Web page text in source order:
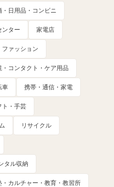
日用品・コンビニ
ンター 家電店
ファッション
・コンタクト・ケア用品
車 携帯・通信・家電
ト・手芸
リサイクル
タル収納
・カルチャー・教育・教習所